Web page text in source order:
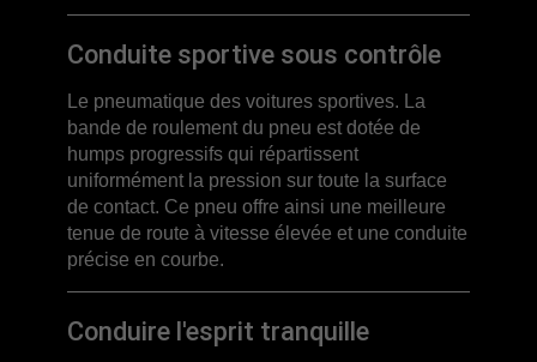
Conduite sportive sous contrôle
Le pneumatique des voitures sportives. La
bande de roulement du pneu est dotée de
humps progressifs qui répartissent
uniformément la pression sur toute la surface
de contact. Ce pneu offre ainsi une meilleure
tenue de route à vitesse élevée et une conduite
précise en courbe.
Conduire l'esprit tranquille